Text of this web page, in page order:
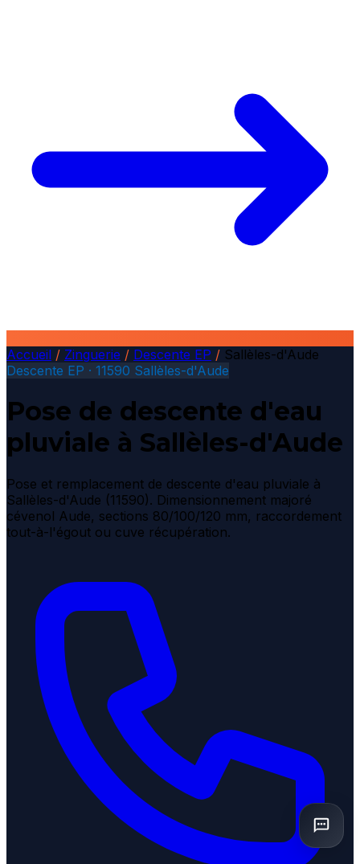
Accueil / Zinguerie / Descente EP / Sallèles-d'Aude
Descente EP · 11590 Sallèles-d'Aude
Pose de descente d'eau
pluviale à Sallèles-d'Aude
Pose et remplacement de descente d'eau pluviale à
Sallèles-d'Aude (11590). Dimensionnement majoré
cévenol Aude, sections 80/100/120 mm, raccordement
tout-à-l'égout ou cuve récupération.